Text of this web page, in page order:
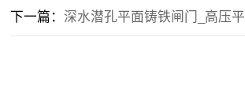
下一篇： 深水潜孔平面铸铁闸门_高压平板闸门